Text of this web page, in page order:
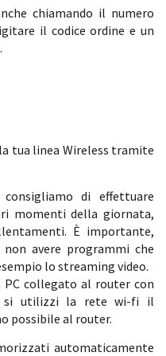
chiamando il numero
il codice ordine e un
tua linea Wireless tramite
di effettuare
momenti della giornata,
È importante,
avere programmi che
lo streaming video.
collegato al router con
si utilizzi la rete wi-fi il
possibile al router.
automaticamente